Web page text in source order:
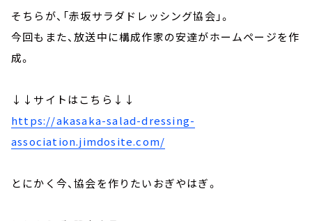
そちらが、「赤坂サラダドレッシング協会」。
今回もまた、放送中に構成作家の安達がホームページを作
成。
↓↓サイトはこちら↓↓
https://akasaka-salad-dressing-
association.jimdosite.com/
とにかく今、協会を作りたいおぎやはぎ。